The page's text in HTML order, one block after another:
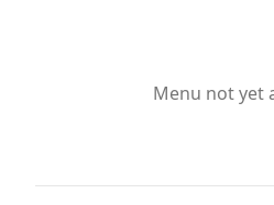
Menu not yet